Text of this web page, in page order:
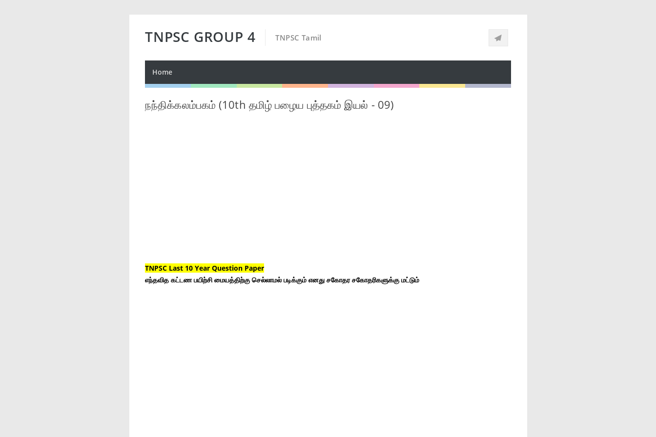
TNPSC GROUP 4 TNPSC Tamil
Home
நந்திக்கலம்பகம் (10th தமிழ் பழைய புத்தகம் இயல் - 09)
TNPSC Last 10 Year Question Paper
எந்தவித கட்டண பயிற்சி மையத்திற்கு செல்லாமல் படிக்கும் எனது சகோதர சகோதரிகளுக்கு மட்டும்